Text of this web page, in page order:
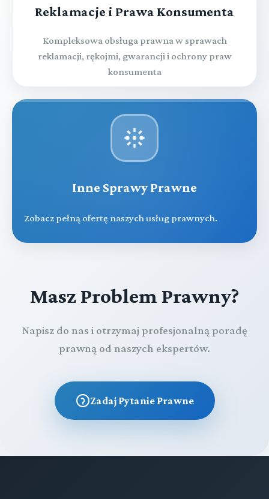
Reklamacje i Prawa Konsumenta
Kompleksowa obsługa prawna w sprawach
reklamacji, rękojmi, gwarancji i ochrony praw
konsumenta
Inne Sprawy Prawne
Zobacz pełną ofertę naszych usług prawnych.
Masz Problem Prawny?
Napisz do nas i otrzymaj profesjonalną poradę
prawną od naszych ekspertów.
Zadaj Pytanie Prawne